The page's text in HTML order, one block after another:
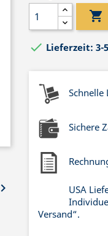


 Lieferzeit: 3-
Schnelle
Sichere
USA
Versand“.